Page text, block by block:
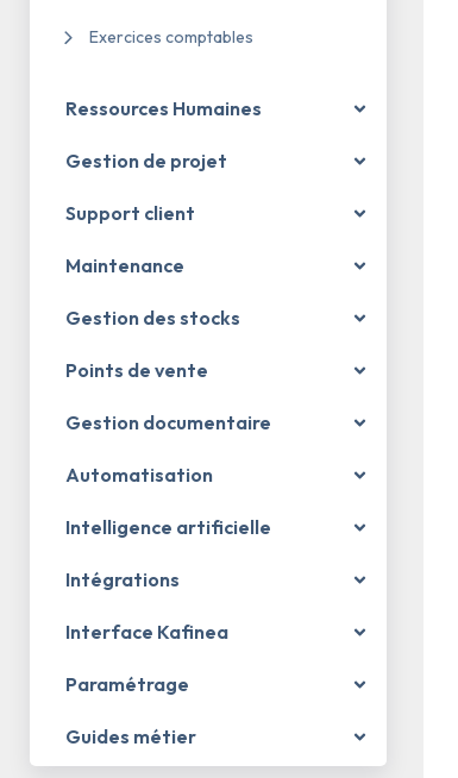
Exercices comptables
Ressources Humaines
Gestion de projet
Support client
Maintenance
Gestion des stocks
Points de vente
Gestion documentaire
Automatisation
Intelligence artificielle
Intégrations
Interface Kafinea
Paramétrage
Guides métier